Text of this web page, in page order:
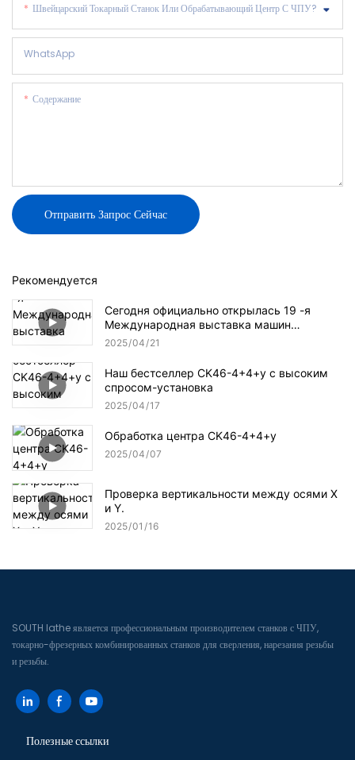
Швейцарский Токарный Станок Или Обрабатывающий Центр С ЧПУ?
WhatsApp
Содержание
Отправить Запрос Сейчас
Рекомендуется
Сегодня официально открылась 19 -я
Международная выставка машин
-инструментов Китая официально
2025 04 21
Наш бестселлер CK46-4+4+y с высоким
спросом-установка
2025 04 17
Обработка центра CK46-4+4+y
2025 04 07
Проверка вертикальности между осями X
и Y.
2025 01 16
SOUTH lathe является профессиональным производителем станков с ЧПУ,
токарно-фрезерных комбинированных станков для сверления, нарезания резьбы
и резьбы.
Полезные ссылки